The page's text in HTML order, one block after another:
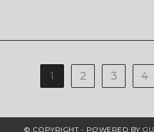
1 2 3 4
© COPYRIGHT - POWERED BY